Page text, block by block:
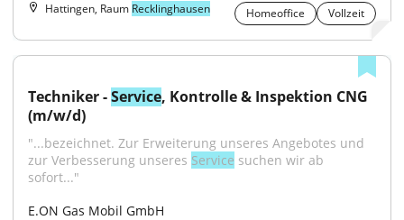
Hattingen, Raum Recklinghausen Homeoffice Vollzeit
Techniker - Service, Kontrolle & Inspektion CNG
(m/w/d)
"...bezeichnet. Zur Erweiterung unseres Angebotes und
zur Verbesserung unseres Service suchen wir ab
sofort..."
E.ON Gas Mobil GmbH